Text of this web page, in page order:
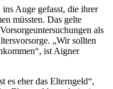
Auge gefasst, die ihrer
müssten. Das gelte
als
„Wir sollten
ist Aigner
es eher das Elterngeld“,